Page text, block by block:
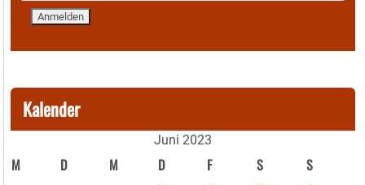
Kalender
Juni 2023
M D M D F S S